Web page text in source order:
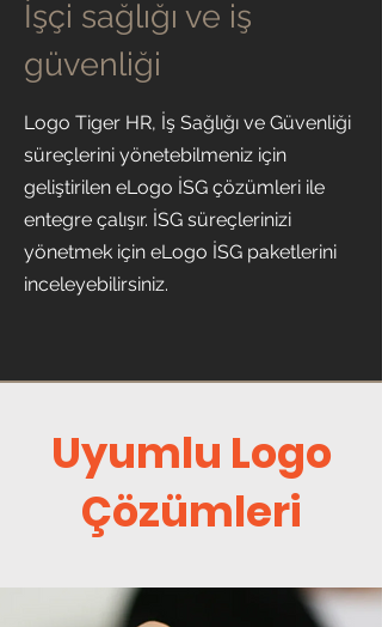
İşçi sağlığı ve iş
güvenliği
Logo Tiger HR, İş Sağlığı ve Güvenliği
süreçlerini yönetebilmeniz için
geliştirilen eLogo İSG çözümleri ile
entegre çalışır. İSG süreçlerinizi
yönetmek için eLogo İSG paketlerini
inceleyebilirsiniz.
Uyumlu Logo
Çözümleri